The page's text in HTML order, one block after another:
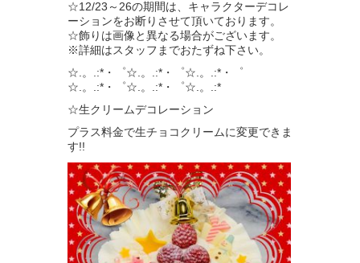
☆12/23～26の期間は、キャラクターデコレ
ーションをお断りさせて頂いております。
☆飾りは画像と異なる場合がございます。
※詳細はスタッフまでおたずね下さい。
☆.。.:*・゜☆.。.:*・゜☆.。.:*・゜
☆.。.:*・゜☆.。.:*・゜☆.。.:*
☆生クリームデコレーション
プラス料金で生チョコクリームに変更できま
す!!